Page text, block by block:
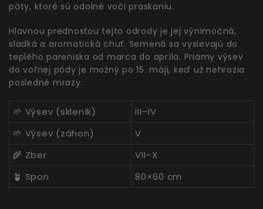
päty, ktoré sú odolné voči praskaniu.
Hlavnou prednosťou tejto odrody je jej výnimočná,
sladká a aromatická chuť. Semená sa vysievajú do
teplého pareniska od marca do apríla. Priamy výsev
do voľnej pôdy je možný po 15. máji, keď už nehrozia
posledné mrazy.
🌱 Výsev (skleník)
III–IV
🌱 Výsev (záhon)
V
🌾 Zber
VII–X
🪴 Spon
80×60 cm